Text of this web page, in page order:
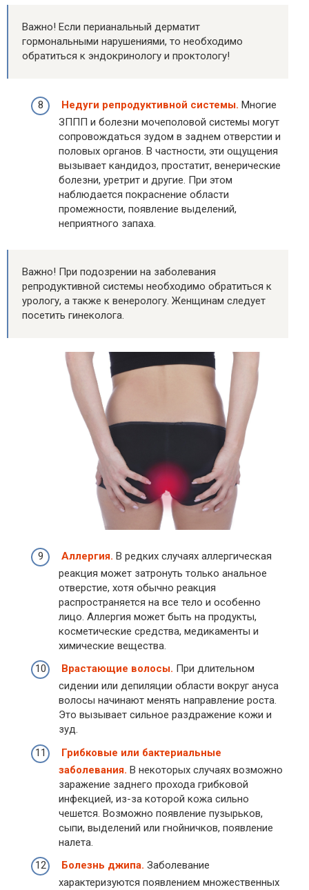
Важно! Если перианальный дерматит
гормональными нарушениями, то необходимо
обратиться к эндокринологу и проктологу!
Недуги репродуктивной системы. Многие
ЗППП и болезни мочеполовой системы могут
сопровождаться зудом в заднем отверстии и
половых органов. В частности, эти ощущения
вызывает кандидоз, простатит, венерические
болезни, уретрит и другие. При этом
наблюдается покраснение области
промежности, появление выделений,
неприятного запаха.
Важно! При подозрении на заболевания
репродуктивной системы необходимо обратиться к
урологу, а также к венерологу. Женщинам следует
посетить гинеколога.
Аллергия. В редких случаях аллергическая
реакция может затронуть только анальное
отверстие, хотя обычно реакция
распространяется на все тело и особенно
лицо. Аллергия может быть на продукты,
косметические средства, медикаменты и
химические вещества.
Врастающие волосы. При длительном
сидении или депиляции области вокруг ануса
волосы начинают менять направление роста.
Это вызывает сильное раздражение кожи и
зуд.
Грибковые или бактериальные
заболевания. В некоторых случаях возможно
заражение заднего прохода грибковой
инфекцией, из-за которой кожа сильно
чешется. Возможно появление пузырьков,
сыпи, выделений или гнойничков, появление
налета.
Болезнь джипа. Заболевание
характеризуются появлением множественных